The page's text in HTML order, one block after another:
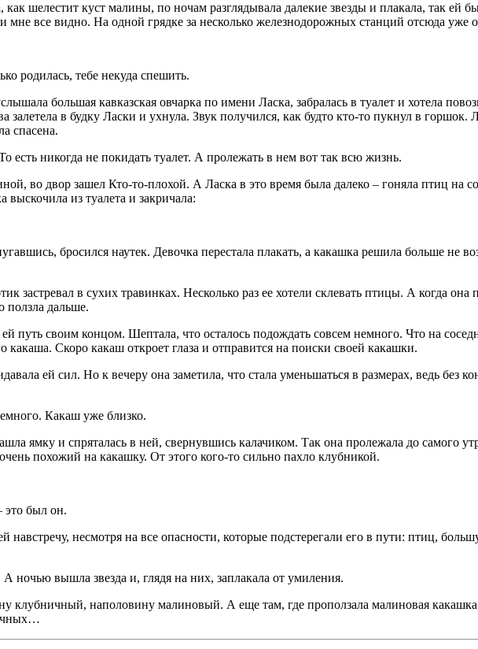
как шелестит куст малины, по ночам разглядывала далекие звезды и плакала, так
мне все видно. На одной грядке за несколько железнодорожных станций отсюда уже
родилась, тебе некуда спешить.
большая кавказская овчарка по имени Ласка, забралась в туалет и хотела
залетела в будку Ласки и ухнула. Звук получился, как будто кто-то пукнул в горшок.
спасена.
никогда не покидать туалет. А пролежать в нем вот так всю жизнь.
во двор зашел Кто-то-плохой. А Ласка в это время была далеко – гоняла птиц на
из туалета и закричала:
бросился наутек. Девочка перестала плакать, а какашка решила больше не
в сухих травинках. Несколько раз ее хотели склевать птицы. А когда она
ползла дальше.
путь своим концом. Шептала, что осталось подождать совсем немного. Что на
Скоро какаш откроет глаза и отправится на поиски своей какашки.
ей сил. Но к вечеру она заметила, что стала уменьшаться в размерах, ведь без
Какаш уже близко.
ямку и спряталась в ней, свернувшись калачиком. Так она пролежала до самого
похожий на какашку. От этого кого-то сильно пахло клубникой.
это был он.
несмотря на все опасности, которые подстерегали его в пути: птиц,
вышла звезда и, глядя на них, заплакала от умиления.
клубничный, наполовину малиновый. А еще там, где проползала малиновая